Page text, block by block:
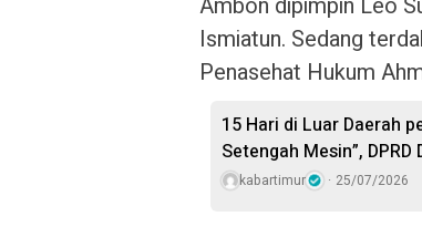
Ismiatun. Sedang
Penasehat Hukum
15 Hari di Luar Daerah
Setengah Mesin”,
kabartimur 25/07/2026